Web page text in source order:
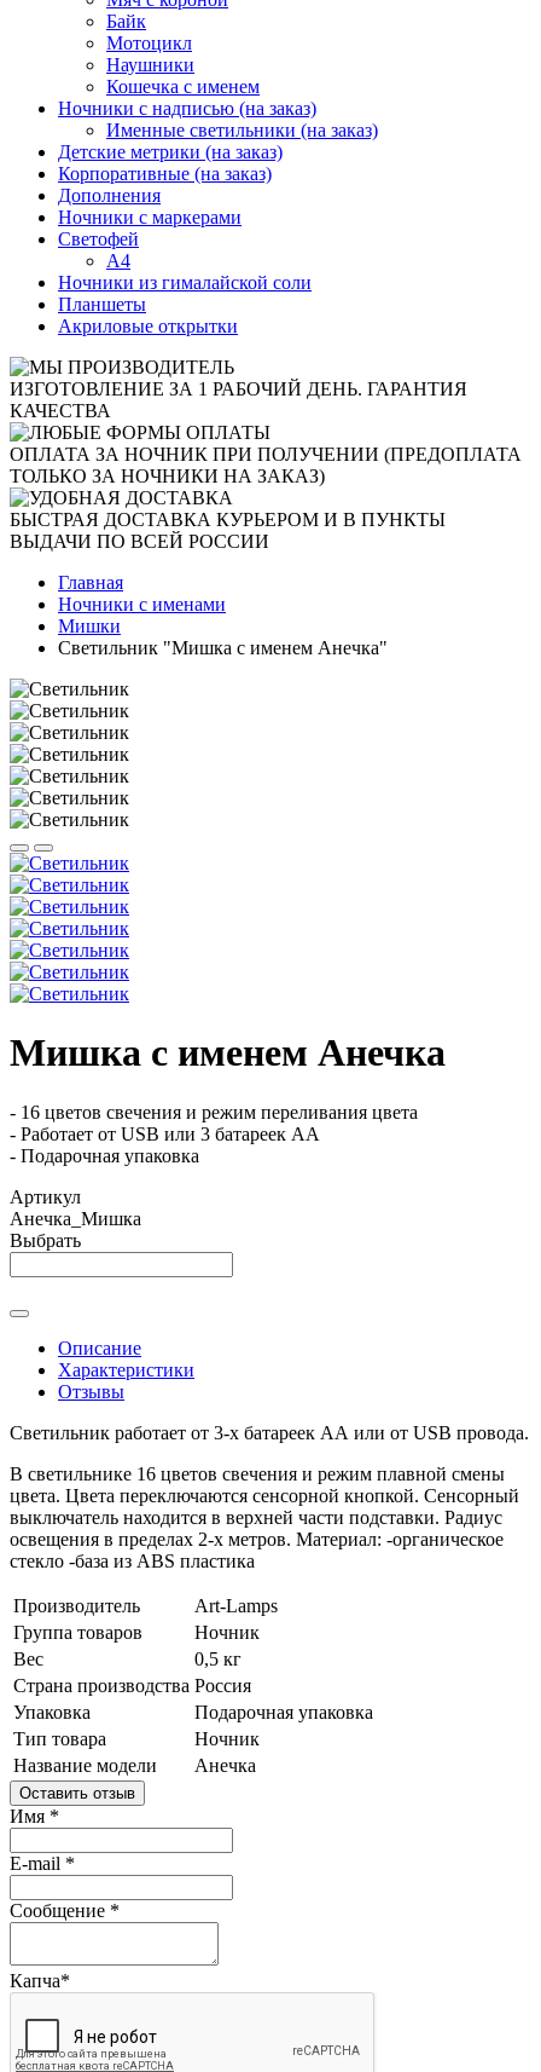
Байк
Мотоцикл
Наушники
Кошечка с именем
Ночники с надписью (на заказ)
Именные светильники (на заказ)
Детские метрики (на заказ)
Корпоративные (на заказ)
Дополнения
Ночники с маркерами
Светофей
А4
Ночники из гималайской соли
Планшеты
Акриловые открытки
ИЗГОТОВЛЕНИЕ ЗА 1 РАБОЧИЙ ДЕНЬ. ГАРАНТИЯ
КАЧЕСТВА
ОПЛАТА ЗА НОЧНИК ПРИ ПОЛУЧЕНИИ (ПРЕДОПЛАТА
ТОЛЬКО ЗА НОЧНИКИ НА ЗАКАЗ)
БЫСТРАЯ ДОСТАВКА КУРЬЕРОМ И В ПУНКТЫ
ВЫДАЧИ ПО ВСЕЙ РОССИИ
Главная
Ночники с именами
Мишки
Светильник "Мишка с именем Анечка"
Мишка с именем Анечка
- 16 цветов свечения и режим переливания цвета
- Работает от USB или 3 батареек АА
- Подарочная упаковка
Артикул
Анечка_Мишка
Выбрать
Описание
Характеристики
Отзывы
Светильник работает от 3-х батареек АА или от USB провода.
В светильнике 16 цветов свечения и режим плавной смены
цвета. Цвета переключаются сенсорной кнопкой. Сенсорный
выключатель находится в верхней части подставки. Радиус
освещения в пределах 2-х метров. Материал: -органическое
стекло -база из ABS пластика
Производитель
Art-Lamps
Группа товаров
Ночник
Вес
0,5 кг
Страна производства Россия
Упаковка
Подарочная упаковка
Тип товара
Ночник
Название модели
Анечка
Оставить отзыв
Имя *
E-mail *
Сообщение *
Капча*